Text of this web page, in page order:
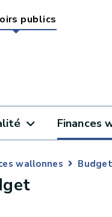
publics
Finances
wallonnes